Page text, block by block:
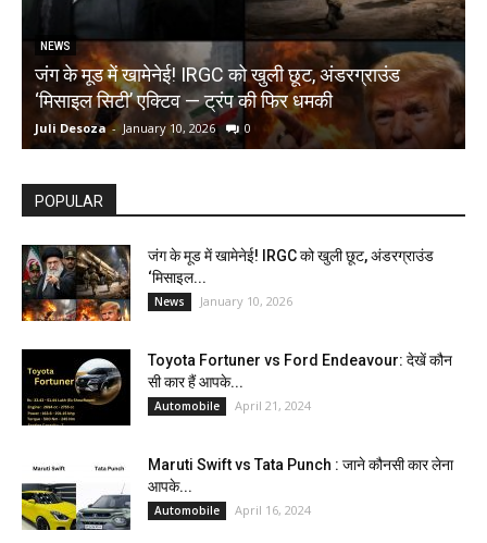
NEWS
जंग के मूड में खामेनेई! IRGC को खुली छूट, अंडरग्राउंड
‘मिसाइल सिटी’ एक्टिव — ट्रंप की फिर धमकी
Juli Desoza - January 10, 2026 0
POPULAR
जंग के मूड में खामेनेई! IRGC को खुली छूट, अंडरग्राउंड
‘मिसाइल...
News January 10, 2026
Toyota Fortuner vs Ford Endeavour: देखें कौन
सी कार हैं आपके...
Automobile April 21, 2024
Maruti Swift vs Tata Punch : जाने कौनसी कार लेना
आपके...
Automobile April 16, 2024